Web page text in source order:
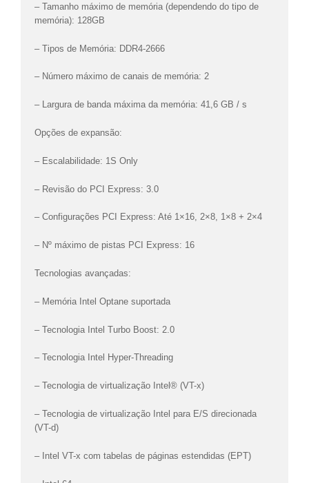
– Tamanho máximo de memória (dependendo do tipo de
memória): 128GB
– Tipos de Memória: DDR4-2666
– Número máximo de canais de memória: 2
– Largura de banda máxima da memória: 41,6 GB / s
Opções de expansão:
– Escalabilidade: 1S Only
– Revisão do PCI Express: 3.0
– Configurações PCI Express: Até 1×16, 2×8, 1×8 + 2×4
– Nº máximo de pistas PCI Express: 16
Tecnologias avançadas:
– Memória Intel Optane suportada
– Tecnologia Intel Turbo Boost: 2.0
– Tecnologia Intel Hyper-Threading
– Tecnologia de virtualização Intel® (VT-x)
– Tecnologia de virtualização Intel para E/S direcionada
(VT-d)
– Intel VT-x com tabelas de páginas estendidas (EPT)